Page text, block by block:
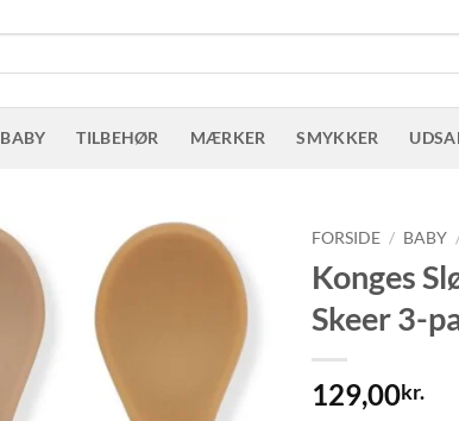
BABY TILBEHØR MÆRKER SMYKKER
FORSIDE / BABY
Konges
Skeer 3-
129,00kr.